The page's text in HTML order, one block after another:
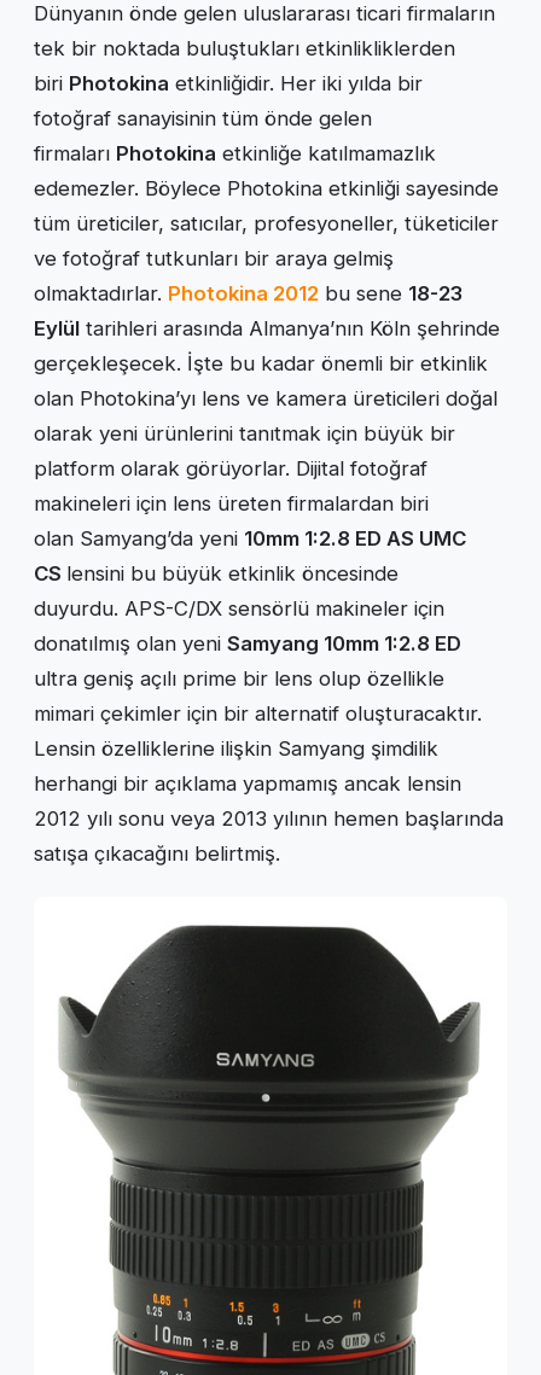
Dünyanın önde gelen uluslararası ticari firmaların
tek bir noktada buluştukları etkinlikliklerden
biri Photokina etkinliğidir. Her iki yılda bir
fotoğraf sanayisinin tüm önde gelen
firmaları Photokina etkinliğe katılmamazlık
edemezler. Böylece Photokina etkinliği sayesinde
tüm üreticiler, satıcılar, profesyoneller, tüketiciler
ve fotoğraf tutkunları bir araya gelmiş
olmaktadırlar. Photokina 2012 bu sene 18-23
Eylül tarihleri arasında Almanya’nın Köln şehrinde
gerçekleşecek. İşte bu kadar önemli bir etkinlik
olan Photokina’yı lens ve kamera üreticileri doğal
olarak yeni ürünlerini tanıtmak için büyük bir
platform olarak görüyorlar. Dijital fotoğraf
makineleri için lens üreten firmalardan biri
olan Samyang’da yeni 10mm 1:2.8 ED AS UMC
CS lensini bu büyük etkinlik öncesinde
duyurdu. APS-C/DX sensörlü makineler için
donatılmış olan yeni Samyang 10mm 1:2.8 ED
ultra geniş açılı prime bir lens olup özellikle
mimari çekimler için bir alternatif oluşturacaktır.
Lensin özelliklerine ilişkin Samyang şimdilik
herhangi bir açıklama yapmamış ancak lensin
2012 yılı sonu veya 2013 yılının hemen başlarında
satışa çıkacağını belirtmiş.